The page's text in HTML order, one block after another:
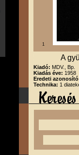
1
A
Kiadó: MDV., Bp.
Kiadás éve: 1958
Eredeti
Technika: 1